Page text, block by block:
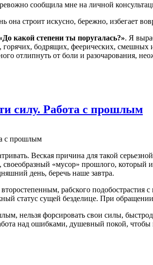
сообщила мне на личной
строит искусно, бережно, избегает
какой степени ты поругалась?». Я
горячих, бодрящих, феерических,
отлипнуть от боли и разочарования,
силу. Работа с прошлым
Веская причина для такой
«мусор» прошлого, который
день, беречь наше завтра.
рабского
статус сущей безделице. При
нельзя форсировать свои силы,
над ошибками, душевный покой,